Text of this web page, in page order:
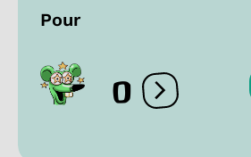
Pour
0 Ouvrir les